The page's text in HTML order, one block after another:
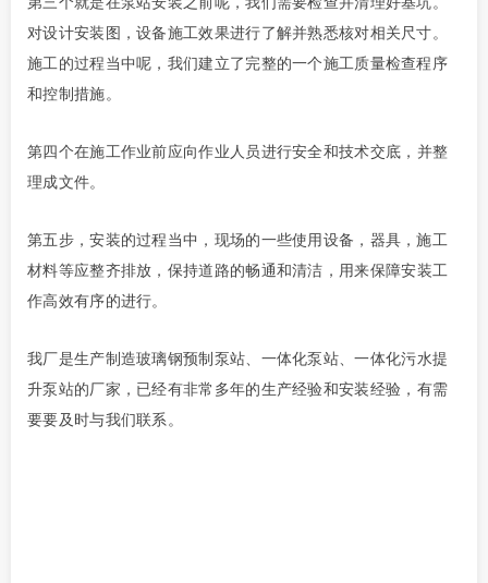
对设计安装图，设备施工效果进行了解并熟悉核对相关尺寸。
施工的过程当中呢，我们建立了完整的一个施工质量检查程序
和控制措施。
第四 个在施工作业前应向作业人员进行安全和技术交底，并整
理成文件。
第五步，安装的过程当中，现场的一些使用设备，器具，施工
材料等应整齐排放，保持道路的畅通和清洁，用来保障安装工
作高效有序的进行。
我厂是生产制造玻璃钢预制泵站、 一体化泵站、一体化污水提
升泵站的厂家，已经有非常多年的生产经验和安装经验 ，有需
要要及时与我们联系。